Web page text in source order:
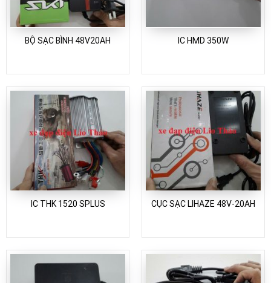
BỘ SẠC BÌNH 48V20AH IC HMD 350W
IC THK 1520 SPLUS CỤC SẠC LIHAZE 48V-20AH